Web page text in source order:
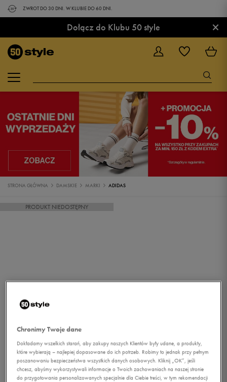
ZWROT DO 30 DNI. W KLUBIE DO 60 DNI.
Dołącz do Klubu 50 style ×
STRONA GŁÓWNA DAMSKIE MARKI ADIDAS
PRODUKT NIEDOSTĘPNY
Chronimy Twoje dane
Dokładamy wszelkich starań, aby zakupy naszych Klientów były udane, a produkty,
które wybierają – najlepiej dopasowane do ich potrzeb. Robimy to jednak przy pełnym
poszanowaniu bezpieczeństwa wszystkich danych osobowych. Kliknij „OK”, jeśli
chcesz, abyśmy wykorzystywali informacje o Twoich zachowaniach na naszej stronie
do przygotowania personalizowanych specjalnie dla Ciebie treści, w tym rekomendacji